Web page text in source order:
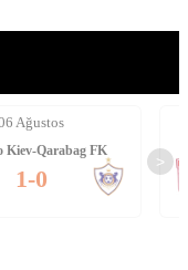
FC Twente-
6-0
>